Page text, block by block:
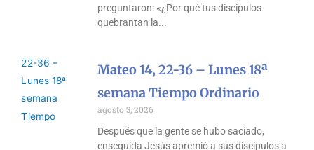
preguntaron: «¿Por qué tus discípulos
quebrantan la
Mateo 14, 22-36 – Lunes 18ª
semana Tiempo Ordinario
agosto 3, 2026
Después que la gente se hubo saciado,
enseguida Jesús apremió a sus discípulos a